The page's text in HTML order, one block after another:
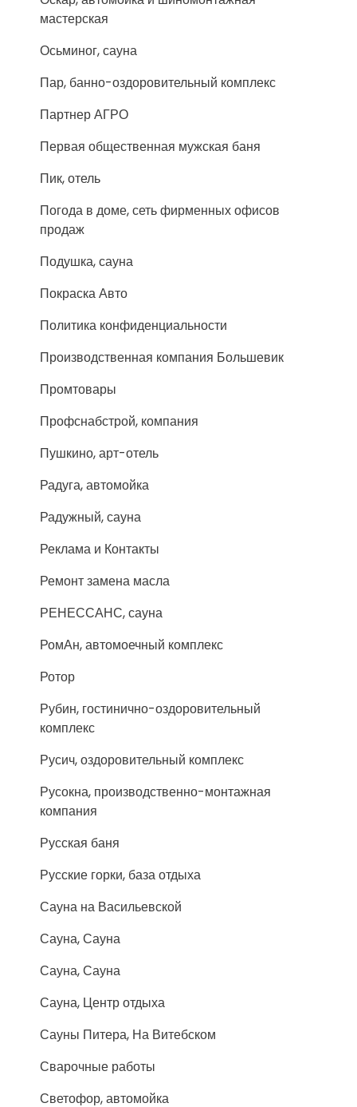
мастерская
Осьминог, сауна
Пар, банно-оздоровительный комплекс
Партнер АГРО
Первая общественная мужская баня
Пик, отель
Погода в доме, сеть фирменных офисов
продаж
Подушка, сауна
Покраска Авто
Политика конфиденциальности
Производственная компания Большевик
Промтовары
Профснабстрой, компания
Пушкино, арт-отель
Радуга, автомойка
Радужный, сауна
Реклама и Контакты
Ремонт замена масла
РЕНЕССАНС, сауна
РомАн, автомоечный комплекс
Ротор
Рубин, гостинично-оздоровительный
комплекс
Русич, оздоровительный комплекс
Русокна, производственно-монтажная
компания
Русская баня
Русские горки, база отдыха
Сауна на Васильевской
Сауна, Сауна
Сауна, Сауна
Сауна, Центр отдыха
Сауны Питера, На Витебском
Сварочные работы
Светофор, автомойка